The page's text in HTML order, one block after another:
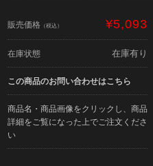
販売価格 （税込） ¥5,093
在庫状態 在庫有り
この商品のお問い合わせはこちら
商品名・商品画像をクリックし、商品
詳細をご覧になった上でご注文くださ
い